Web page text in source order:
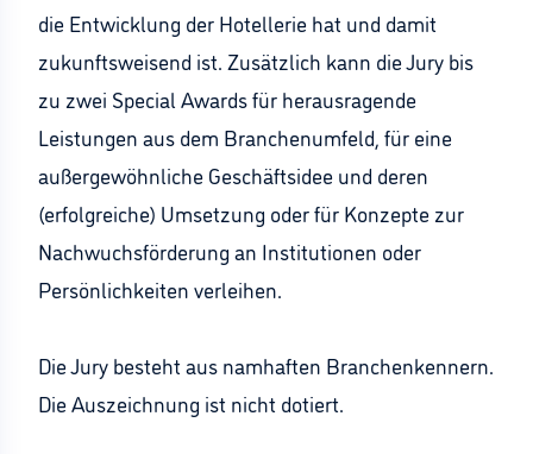
die Entwicklung der Hotellerie hat und damit
zukunftsweisend ist. Zusätzlich kann die Jury bis
zu zwei Special Awards für herausragende
Leistungen aus dem Branchenumfeld, für eine
außergewöhnliche Geschäftsidee und deren
(erfolgreiche) Umsetzung oder für Konzepte zur
Nachwuchsförderung an Institutionen oder
Persönlichkeiten verleihen.
Die Jury besteht aus namhaften Branchenkennern.
Die Auszeichnung ist nicht dotiert.